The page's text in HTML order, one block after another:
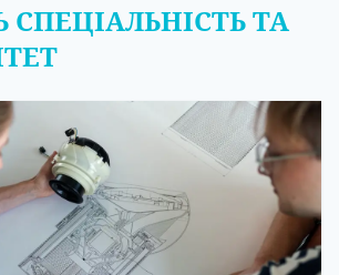
СПЕЦІАЛЬНІСТЬ ТА